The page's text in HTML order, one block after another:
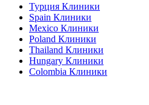
Турция Клиники
Spain Клиники
Mexico Клиники
Poland Клиники
Thailand Клиники
Hungary Клиники
Colombia Клиники